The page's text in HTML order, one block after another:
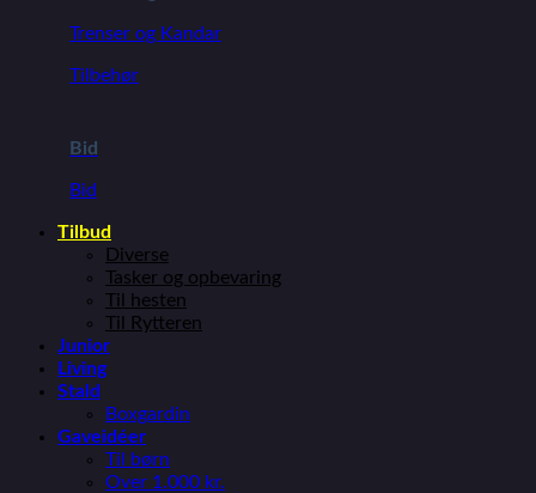
Trenser og Kandar
Tilbehør
Bid
Bid
Tilbud
Diverse
Tasker og opbevaring
Til hesten
Til Rytteren
Junior
Living
Stald
Boxgardin
Gaveidéer
Til børn
Over 1.000 kr.